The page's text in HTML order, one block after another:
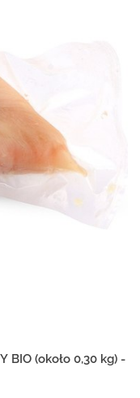
BIO (około 0,30 kg) -